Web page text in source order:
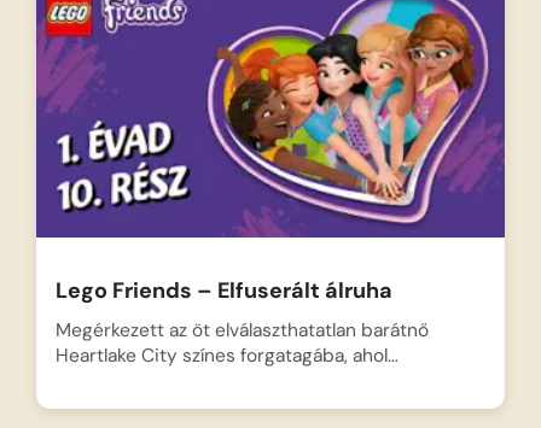
Lego Friends – Elfuserált álruha
Megérkezett az öt elválaszthatatlan barátnő
Heartlake City színes forgatagába, ahol…